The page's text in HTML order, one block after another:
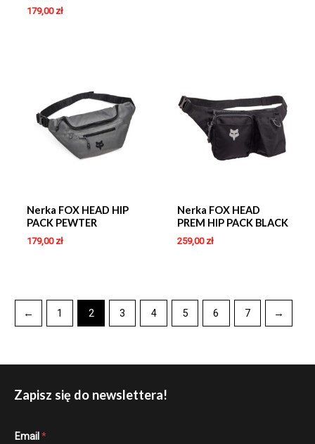
179,00 zł
Nerka FOX HEAD HIP
PACK PEWTER
179,00 zł
Nerka FOX HEAD
PREM HIP PACK BLACK
259,00 zł
← 1 2 3 4 5 6 7 →
Zapisz się do newslettera!
EEmail *